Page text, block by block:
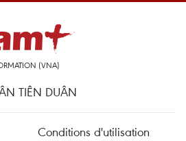
(VNA)
TIÊN DUÂN
Conditions d'utilisation